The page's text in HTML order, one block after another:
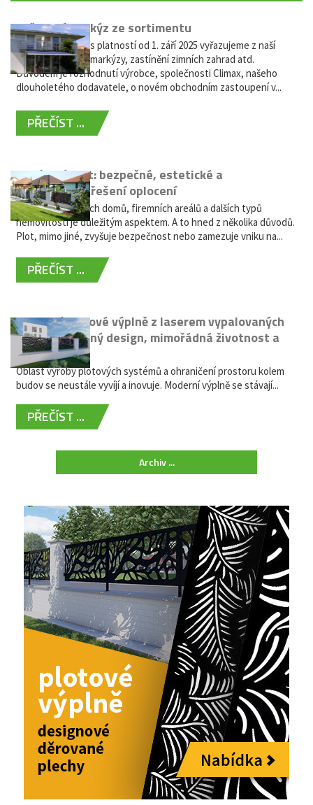
Vyřazení markýz ze sortimentu
Vážení zákazníci, s platností od 1. září 2025 vyřazujeme z naší
nabídky výsuvné markýzy, zastínění zimních zahrad atd.
Důvodem je rozhodnutí výrobce, společnosti Climax, našeho
dlouholetého dodavatele, o novém obchodním zastoupení v...
PŘEČÍST ...
Hliníkový plot: bezpečné, estetické a
bezúdržbové řešení oplocení
Oplocení rodinných domů, firemních areálů a dalších typů
nemovitostí je důležitým aspektem. A to hned z několika důvodů.
Plot, mimo jiné, zvyšuje bezpečnost nebo zamezuje vniku na...
PŘEČÍST ...
Moderní plotové výplně z laserem vypalovaných
kovů: výjimečný design, mimořádná životnost a
žádná údržba
Oblast výroby plotových systémů a ohraničení prostoru kolem
budov se neustále vyvíjí a inovuje. Moderní výplně se stávají...
PŘEČÍST ...
Archiv ...